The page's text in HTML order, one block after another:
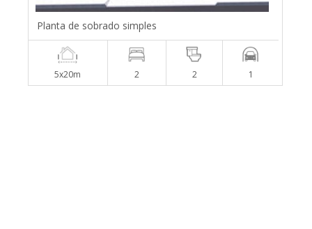
Planta de sobrado simples
5x20m 2 2 1